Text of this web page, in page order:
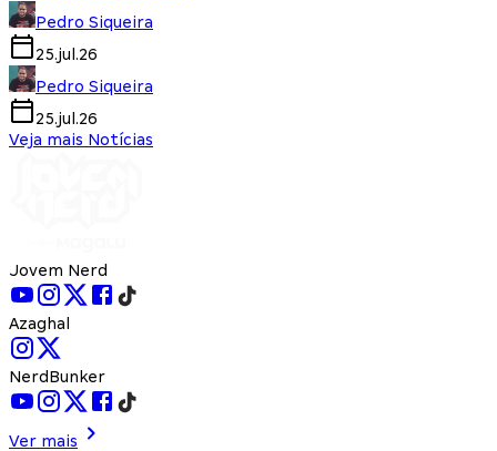
Pedro Siqueira
25.jul.26
Pedro Siqueira
25.jul.26
Veja mais Notícias
Jovem Nerd
Azaghal
NerdBunker
Ver mais